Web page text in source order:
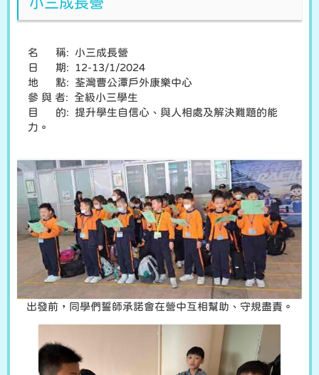
名 稱: 小三成長營
日 期: 12-13/1/2024
地 點: 荃灣曹公潭戶外康樂中心
參 與 者: 全級小三學生
目 的: 提升學生自信心、與人相處及解決難題的能
力。
出發前，同學們誓師承諾會在營中互相幫助、守規盡責。